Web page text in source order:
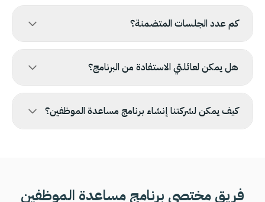
كم عدد الجلسات المتضمنة؟
هل يمكن لعائلتي الاستفادة من البرنامج؟
كيف يمكن لشركتنا إنشاء برنامج مساعدة الموظفين؟
فريق مختصي برنامج مساعدة الموظفين